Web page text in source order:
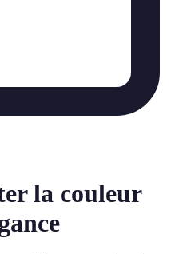
la couleur